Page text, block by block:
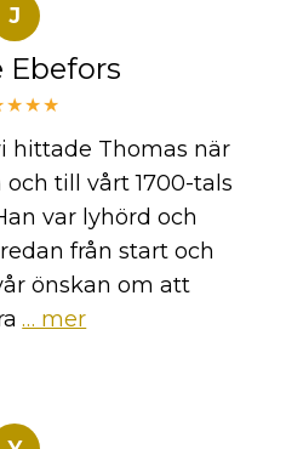
J
Ebefors
hittade Thomas när
till vårt 1700-tals
var lyhörd och
från start och
önskan om att
… mer